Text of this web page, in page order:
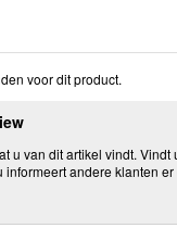
voor dit product.
u van dit artikel vindt.
informeert andere klanten